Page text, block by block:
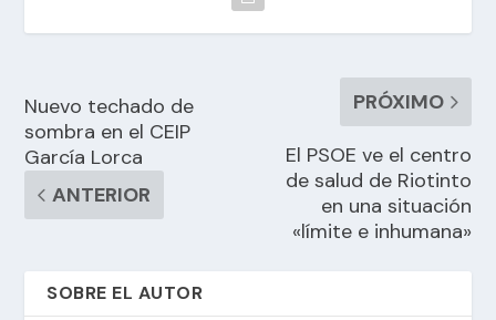
Nuevo techado de
sombra en el CEIP
García Lorca
ANTERIOR
PRÓXIMO
El PSOE ve el centro
de salud de Riotinto
en una situación
«límite e inhumana»
SOBRE EL AUTOR